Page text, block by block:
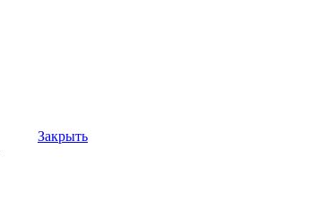
Закрыть